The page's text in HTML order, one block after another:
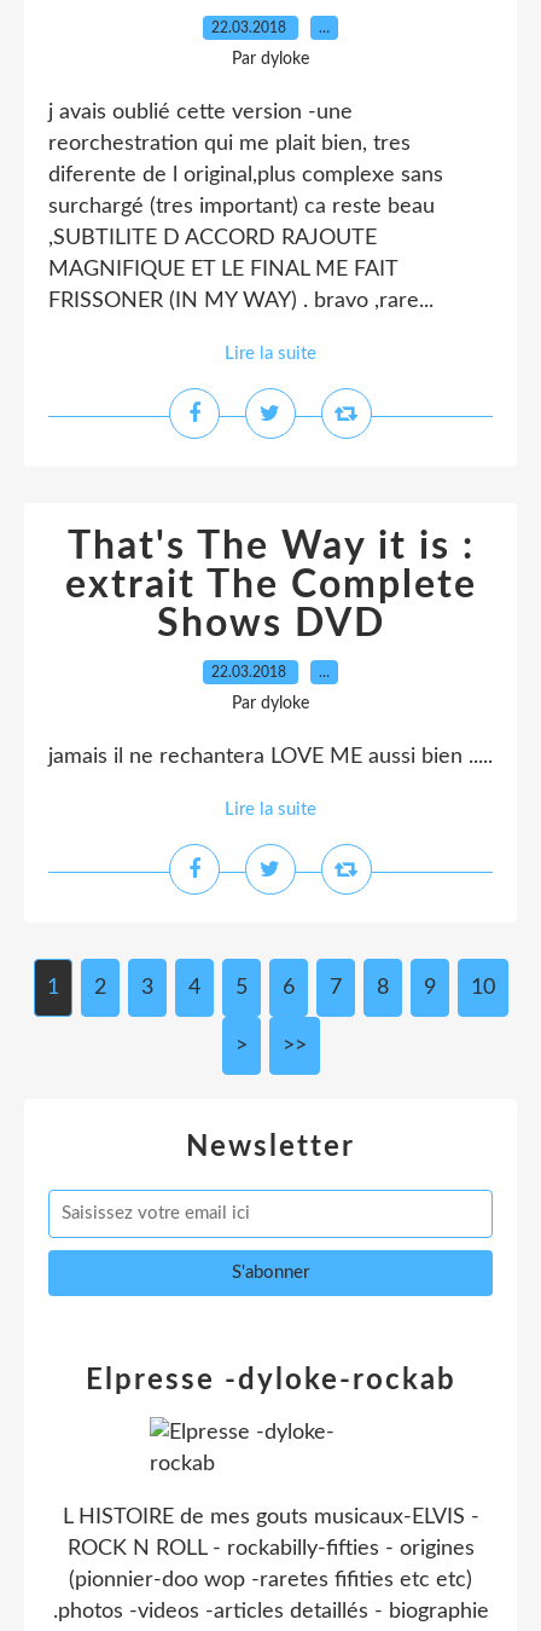
22.03.2018 …
Par dyloke
j avais oublié cette version -une
reorchestration qui me plait bien, tres
diferente de l original,plus complexe sans
surchargé (tres important) ca reste beau
,SUBTILITE D ACCORD RAJOUTE
MAGNIFIQUE ET LE FINAL ME FAIT
FRISSONER (IN MY WAY) . bravo ,rare...
Lire la suite
That's The Way it is :
extrait The Complete
Shows DVD
22.03.2018 …
Par dyloke
jamais il ne rechantera LOVE ME aussi bien .....
Lire la suite
1 2 3 4 5 6 7 8 9 10
> >>
Newsletter
Elpresse -dyloke-rockab
L HISTOIRE de mes gouts musicaux-ELVIS -
ROCK N ROLL - rockabilly-fifties - origines
(pionnier-doo wop -raretes fifities etc etc)
.photos -videos -articles detaillés - biographie